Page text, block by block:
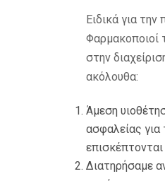
Ειδικά για
Φαρμακοποιοί
στην
ακόλουθα:
Άμεση
ασφαλείας
Διατηρήσαμε